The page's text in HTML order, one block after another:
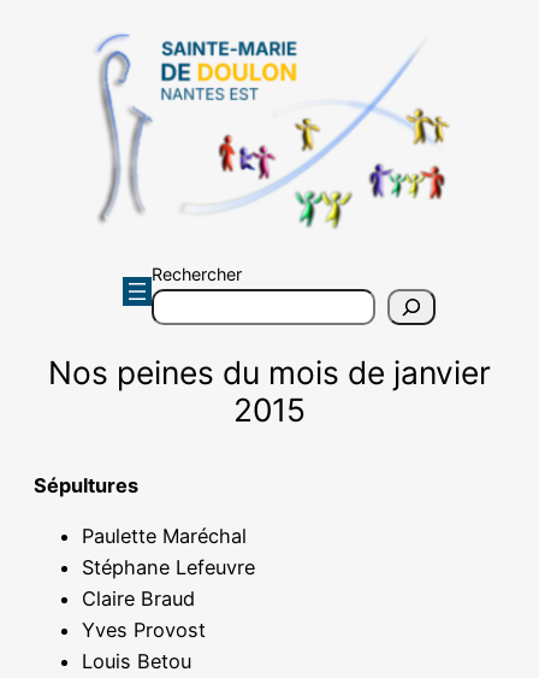
Rechercher
Nos peines du mois de janvier
2015
Sépultures
Paulette Maréchal
Stéphane Lefeuvre
Claire Braud
Yves Provost
Louis Betou